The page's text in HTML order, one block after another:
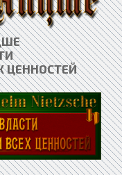
ЦЕННОСТЕЙ​